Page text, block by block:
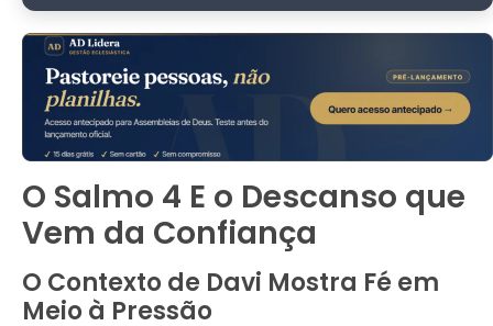
O Salmo 4 E o Descanso que
Vem da Confiança
O Contexto de Davi Mostra Fé em
Meio à Pressão